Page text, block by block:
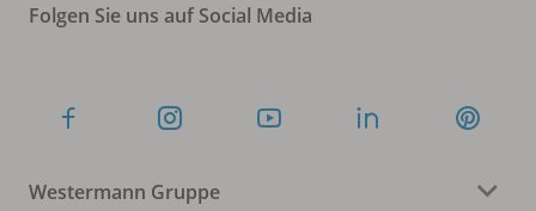
Folgen Sie uns auf Social Media
Westermann Gruppe